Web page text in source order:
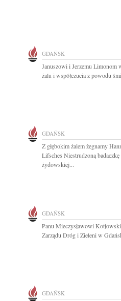
GDAŃSK
Januszowi i Jerzemu Limonom
żalu i współczucia z powodu
GDAŃSK
Z głębokim żalem żegnamy
Lifsches Niestrudzoną
żydowskiej...
GDAŃSK
Panu Mieczysławowi
Zarządu Dróg i Zieleni w
GDAŃSK